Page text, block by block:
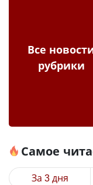
Все
рубрики
Самое
За 3 дня